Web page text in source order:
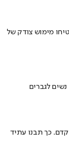
מימוש צודק של
לגברים
כך תבנו עתיד